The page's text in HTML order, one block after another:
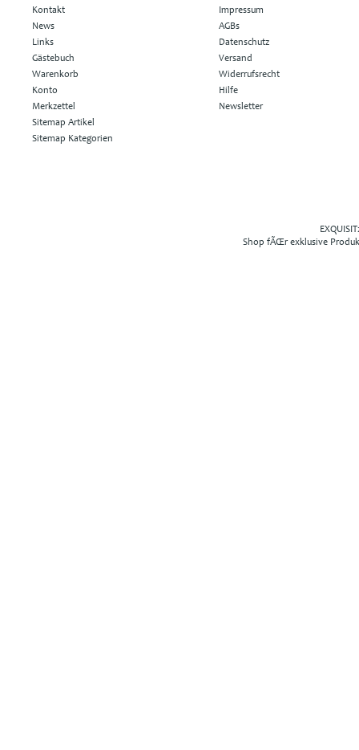
Kontakt
News
Links
Gästebuch
Warenkorb
Konto
Merkzettel
Sitemap Artikel
Sitemap Kategorien
Impressum
AGBs
Datenschutz
Versand
Widerrufsrecht
Hilfe
Newsletter
Shop fÃŒr exklusive